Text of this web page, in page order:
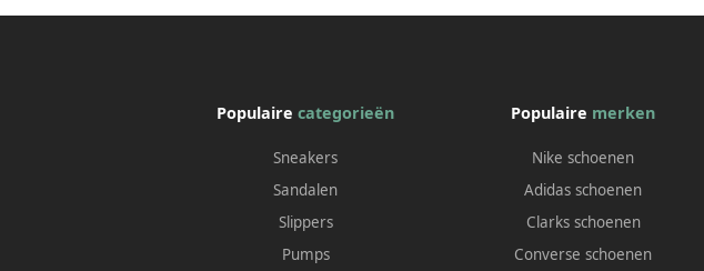
Populairecategorieën
Sneakers
Sandalen
Slippers
Pumps
Populaire merken
Nike schoenen
Adidas schoenen
Clarks schoenen
Converse schoenen